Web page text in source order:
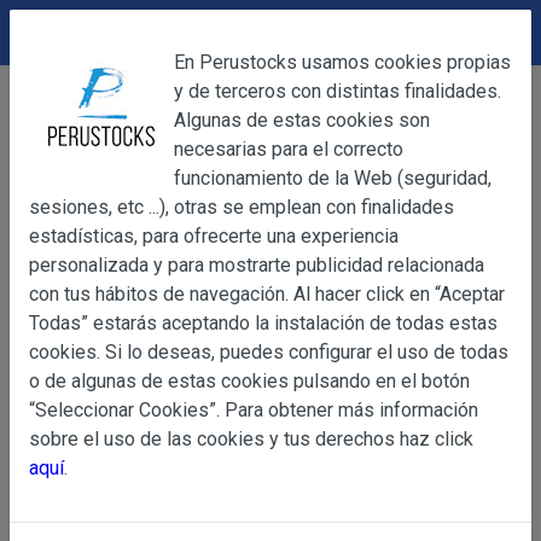
Alimentación
Galletas
Galletas Frac Clásica 45g
OBJETO
Información
Básica
sobre
de Datos
OBJETO
Las presentes Condiciones Generales regulan la
web www.perustocks.es, del que es titular ALBERT
YACARINE (en adelante, PERUSTOCKS).
La adquisición de cualesquiera de los productos
DEVOLUCIONES
En Perustocks usamos cookies propias
y de terceros con distintas finalidades.
Algunas de estas cookies son
necesarias para el correcto
funcionamiento de la Web (seguridad,
sesiones, etc ...), otras se emplean con finalidades
estadísticas, para ofrecerte una experiencia
personalizada y para mostrarte publicidad relacionada
con tus hábitos de navegación. Al hacer click en “Aceptar
Todas” estarás aceptando la instalación de todas estas
cookies. Si lo deseas, puedes configurar el uso de todas
o de algunas de estas cookies pulsando en el botón
“Seleccionar Cookies”. Para obtener más información
sobre el uso de las cookies y tus derechos haz click
aquí.